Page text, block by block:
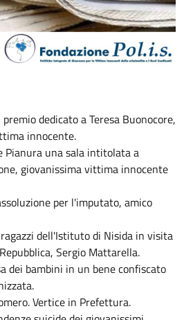
dedicato a Teresa Buonocore,
innocente.
Pianura una sala intitolata a
giovanissima vittima innocente
per l'imputato, amico
dell'Istituto di Nisida in visita
Sergio Mattarella.
dei bambini in un bene confiscato
Vertice in Prefettura.